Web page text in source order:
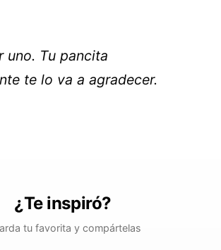
uno. Tu pancita
te lo va a agradecer.
¿Te inspiró?
tu favorita y compártelas